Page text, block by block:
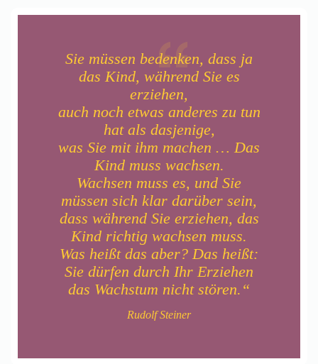
Sie müssen bedenken, dass ja
das Kind, während Sie es
erziehen,
auch noch etwas anderes zu tun
hat als dasjenige,
was Sie mit ihm machen … Das
Kind muss wachsen.
Wachsen muss es, und Sie
müssen sich klar darüber sein,
dass während Sie erziehen, das
Kind richtig wachsen muss.
Was heißt das aber? Das heißt:
Sie dürfen durch Ihr Erziehen
das Wachstum nicht stören.“
Rudolf Steiner